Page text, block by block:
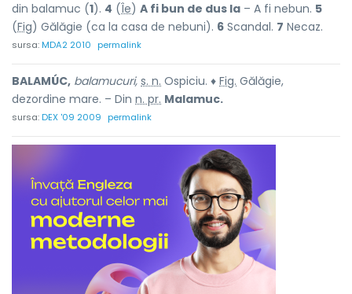
din balamuc (1). 4 (Îe) A fi bun de dus la – A fi nebun. 5
(Fig) Gălăgie (ca la casa de nebuni). 6 Scandal. 7 Necaz.
sursa:MDA2 2010 permalink
BALAMÚC, balamucuri, s. n. Ospiciu. ♦ Fig. Gălăgie,
dezordine mare. – Din n. pr. Malamuc.
sursa:DEX '09 2009 permalink